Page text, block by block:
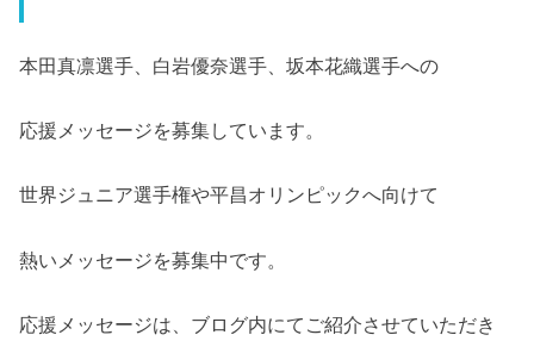
本田真凛選手、白岩優奈選手、坂本花織選手への
応援メッセージを募集しています。
世界ジュニア選手権や平昌オリンピックへ向けて
熱いメッセージを募集中です。
応援メッセージは、ブログ内にてご紹介させていただき